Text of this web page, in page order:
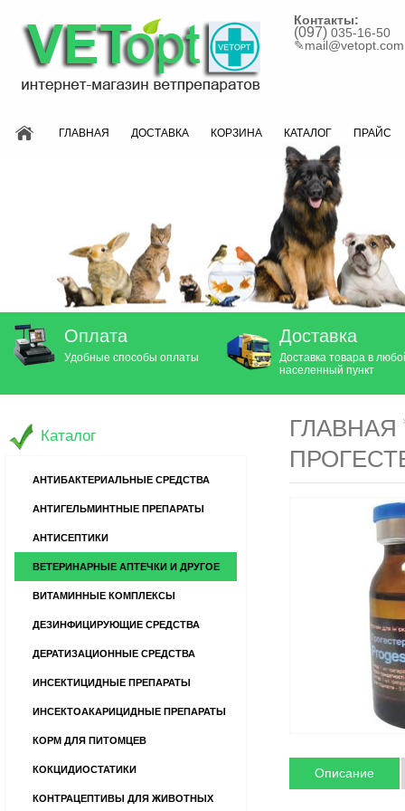
Контакты:
(097) 035-16-50
✎mail@vetopt.com
ГЛАВНАЯ ДОСТАВКА КОРЗИНА КАТАЛОГ ПРАЙС
Оплата
Удобные способы оплаты
Доставка
Доставка товара в
населенный пункт
ГЛАВНАЯ
Описание
Каталог
АНТИБАКТЕРИАЛЬНЫЕ СРЕДСТВА
АНТИГЕЛЬМИНТНЫЕ ПРЕПАРАТЫ
АНТИСЕПТИКИ
ВЕТЕРИНАРНЫЕ АПТЕЧКИ И ДРУГОЕ
ВИТАМИННЫЕ КОМПЛЕКСЫ
ДЕЗИНФИЦИРУЮЩИЕ СРЕДСТВА
ДЕРАТИЗАЦИОННЫЕ СРЕДСТВА
ИНСЕКТИЦИДНЫЕ ПРЕПАРАТЫ
ИНСЕКТОАКАРИЦИДНЫЕ ПРЕПАРАТЫ
КОРМ ДЛЯ ПИТОМЦЕВ
КОКЦИДИОСТАТИКИ
КОНТРАЦЕПТИВЫ ДЛЯ ЖИВОТНЫХ